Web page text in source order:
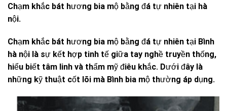
Chạm khắc bát hương bia mộ bằng đá tự nhiên tại hà
nội.
Chạm khắc bát hương bia mộ bằng đá tự nhiên tại Bình
hà nội là sự kết hợp tinh tế giữa tay nghề truyền thống,
hiểu biết tâm linh và thẩm mỹ điêu khắc. Dưới đây là
những kỹ thuật cốt lõi mà Bình bia mộ thường áp dụng.